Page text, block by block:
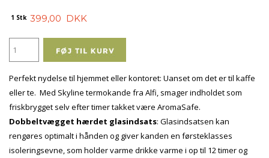
1 Stk 399,00 DKK
Perfekt nydelse til hjemmet eller kontoret: Uanset om det er til kaffe
eller te. Med Skyline termokande fra Alfi, smager indholdet som
friskbrygget selv efter timer takket være AromaSafe.
Dobbeltvægget hærdet glasindsats: Glasindsatsen kan
rengøres optimalt i hånden og giver kanden en førsteklasses
isoleringsevne, som holder varme drikke varme i op til 12 timer og